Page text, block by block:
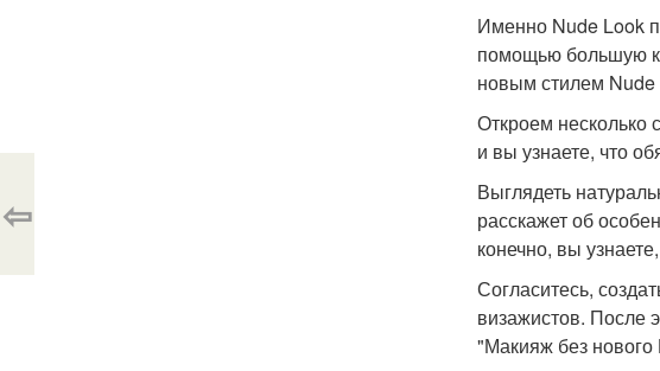
Именно Nude Look
помощью большую
новым стилем Nude
Откроем несколько
и вы узнаете, что
Выглядеть
расскажет об
конечно, вы
Согласитесь,
визажистов. После
"Макияж без нового
⇦